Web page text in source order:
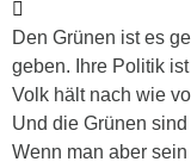
Den Grünen ist es
geben. Ihre Politik
Volk hält nach wie
Und die Grünen
Wenn man aber